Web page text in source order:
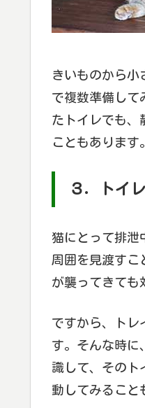
きいものから小
で複数準備して
たトイレでも、
こともあります。
３．トイ
猫にとって排泄
周囲を見渡すこ
が襲ってきても
ですから、トレ
す。そんな時に
識して、そのト
動してみること